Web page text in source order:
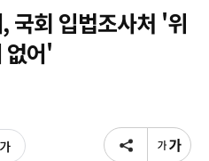
국회 입법조사처 '위
없어'